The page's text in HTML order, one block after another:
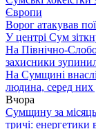
Європи
Ворог атакував
У центрі Сум
На Північно-
захисники
На Сумщині
людина, серед них
Вчора
Сумщину за
тричі: